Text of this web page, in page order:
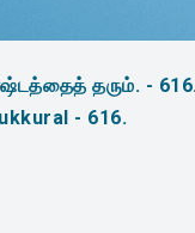
தரும். -
- 616.